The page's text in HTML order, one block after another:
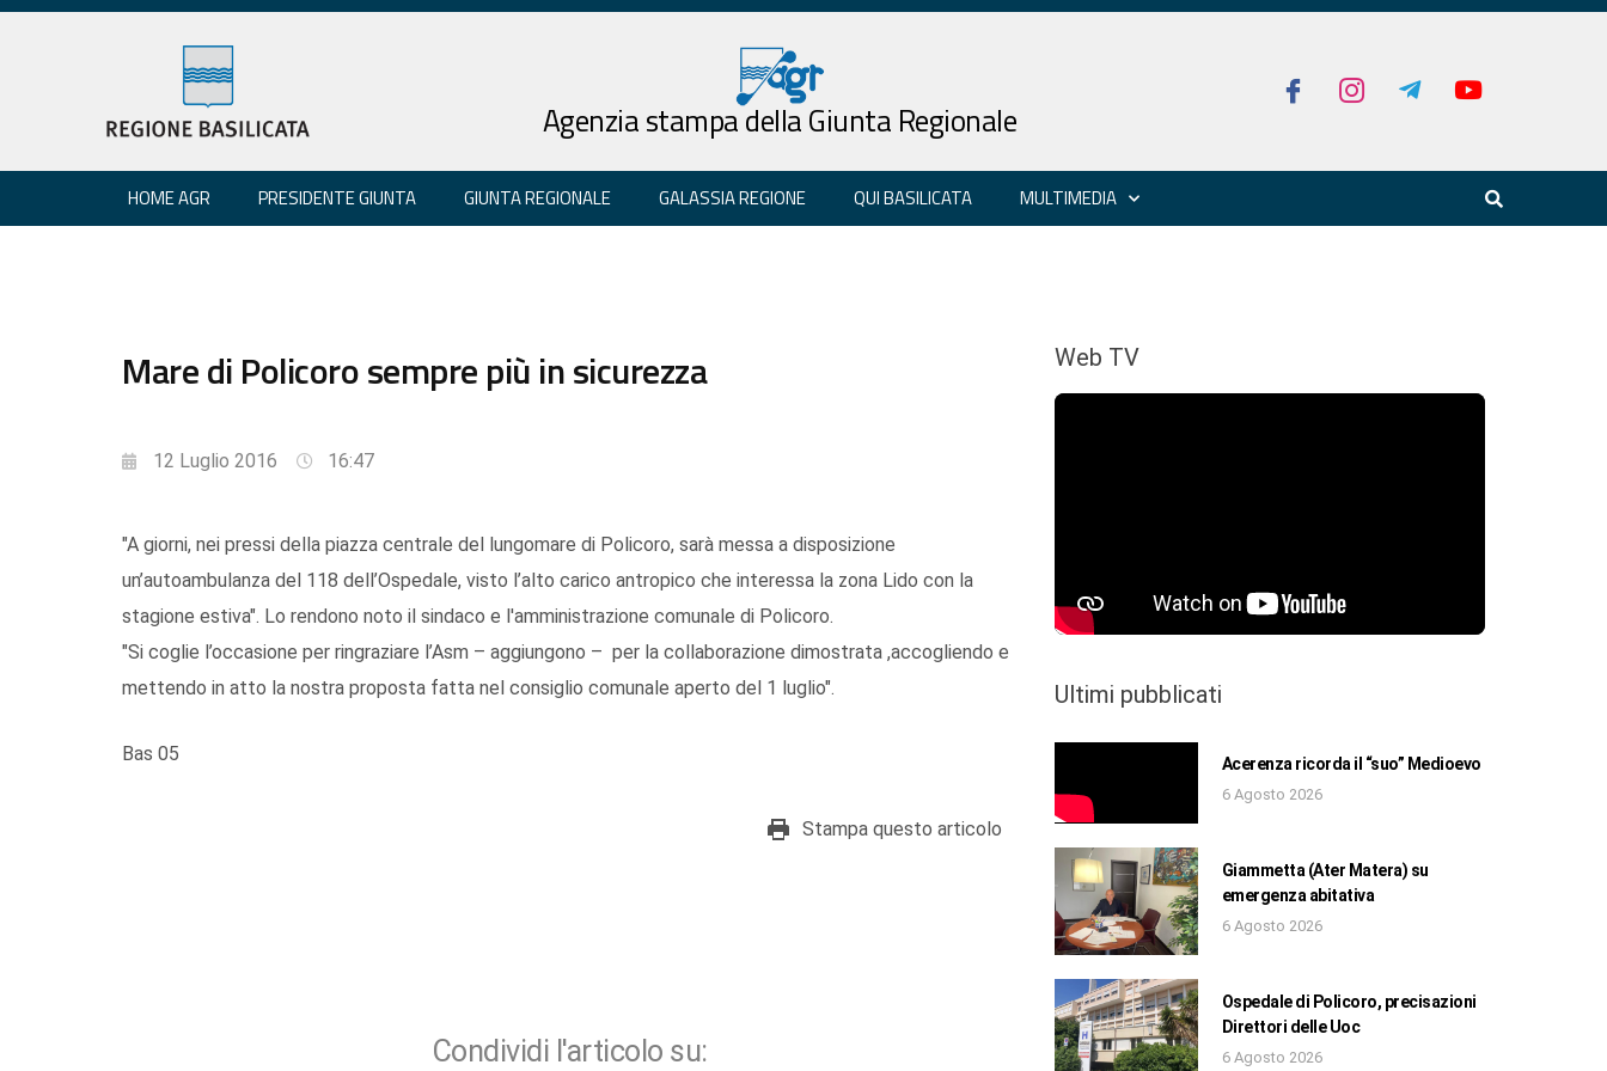
Agenzia stampa della Giunta Regionale
HOME AGR PRESIDENTE GIUNTA GIUNTA REGIONALE GALASSIA REGIONE QUI BASILICATA MULTIMEDIA
Mare di Policoro sempre più in sicurezza
12 Luglio 2016 16:47
"A giorni, nei pressi della piazza centrale del lungomare di Policoro, sarà messa a disposizione
un’autoambulanza del 118 dell’Ospedale, visto l’alto carico antropico che interessa la zona Lido con la
stagione estiva". Lo rendono noto il sindaco e l'amministrazione comunale di Policoro.
"Si coglie l’occasione per ringraziare l’Asm – aggiungono – per la collaborazione dimostrata ,accogliendo e
mettendo in atto la nostra proposta fatta nel consiglio comunale aperto del 1 luglio".
Bas 05
Stampa questo articolo
Condividi l'articolo su:
Web TV
Ultimi pubblicati
Acerenza ricorda il “suo” Medioevo
6 Agosto 2026
Giammetta (Ater Matera) su
emergenza abitativa
6 Agosto 2026
Ospedale di Policoro, precisazioni
Direttori delle Uoc
6 Agosto 2026